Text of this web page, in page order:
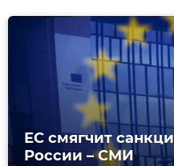
ЕС смягчит
России – СМИ